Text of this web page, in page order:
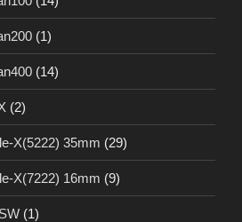
(1)
(14)
(2)
X(5222) 35mm (29)
X(7222) 16mm (9)
(1)